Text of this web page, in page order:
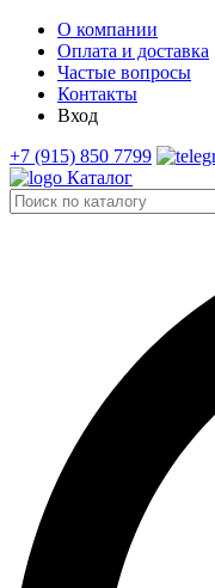
О компании
Оплата и доставка
Частые вопросы
Контакты
Вход
+7 (915) 850 7799
Каталог